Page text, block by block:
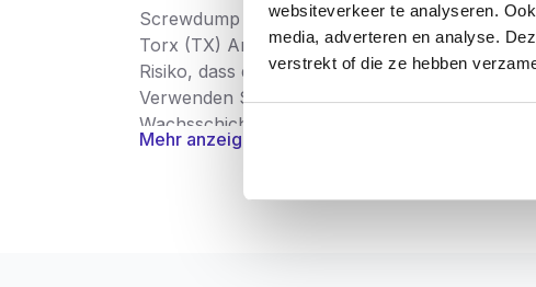
websiteverkeer te analyseren.
media, adverteren en analyse.
verstrekt of die ze hebben
Screwdump Spanplattenschrauben Edelstahl
Torx (TX) Antrieb. Die Vorteile des Torx-
Risiko, dass das Werkzeug aus der Schraube
Verwenden Sie vorzugsweise Screwdump-
Wachsschicht versehen, die als Schmiermittel
Vorbohrenwird für die Verwendung in
Spanplattenschrauben werden in einer sehr
Mehr anzeigen